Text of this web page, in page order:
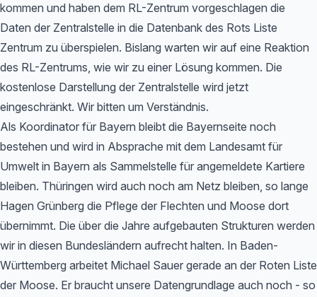
kommen und haben dem RL-Zentrum vorgeschlagen die
Daten der Zentralstelle in die Datenbank des Rots Liste
Zentrum zu überspielen. Bislang warten wir auf eine Reaktion
des RL-Zentrums, wie wir zu einer Lösung kommen. Die
kostenlose Darstellung der Zentralstelle wird jetzt
eingeschränkt. Wir bitten um Verständnis.
Als Koordinator für Bayern bleibt die Bayernseite noch
bestehen und wird in Absprache mit dem Landesamt für
Umwelt in Bayern als Sammelstelle für angemeldete Kartiere
bleiben. Thüringen wird auch noch am Netz bleiben, so lange
Hagen Grünberg die Pflege der Flechten und Moose dort
übernimmt. Die über die Jahre aufgebauten Strukturen werden
wir in diesen Bundesländern aufrecht halten. In Baden-
Württemberg arbeitet Michael Sauer gerade an der Roten Liste
der Moose. Er braucht unsere Datengrundlage auch noch - so